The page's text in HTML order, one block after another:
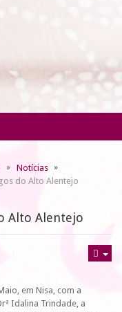
Notícias
do Alto Alentejo
Alto Alentejo
em Nisa, com a
Idalina Trindade, a